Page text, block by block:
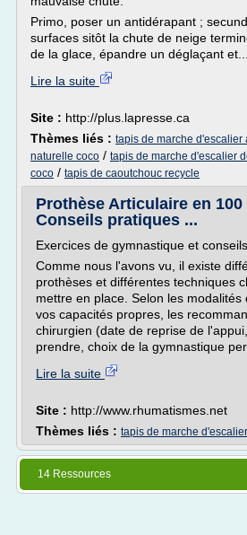
Primo, poser un antidérapant ;
surfaces sitôt la chute de neige
de la glace, épandre un déglaçant et...
Lire la suite
Site : http://plus.lapresse.ca
Thèmes liés : tapis de marche d'escalier
naturelle coco / tapis de marche d'escalier
coco / tapis de caoutchouc recycle
Prothèse Articulaire en
Conseils pratiques ...
Exercices de gymnastique et
Comme nous l'avons vu, il existe
prothèses et différentes techniques
mettre en place. Selon les modalités
vos capacités propres, les
chirurgien (date de reprise de
prendre, choix de la gymnastique
Lire la suite
Site : http://www.rhumatismes.net
Thèmes liés : tapis de marche
14 Ressources